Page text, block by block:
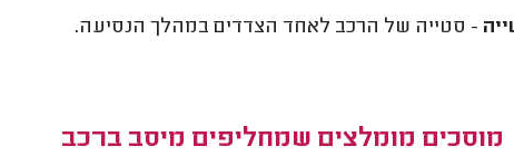
- סטייה של הרכב לאחד הצדדים במהלך הנסיעה.
מוסכים מומלצים שמחליפים מיסב ברכב